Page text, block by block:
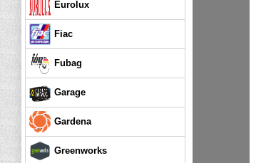
Eurolux
Fiac
Fubag
Garage
Gardena
Greenworks